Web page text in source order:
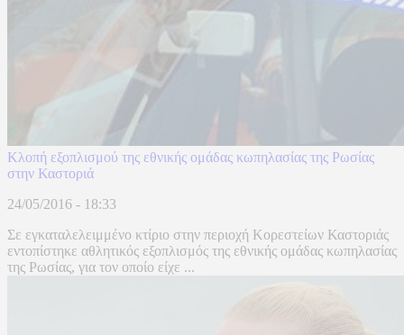
Κλοπή εξοπλισμού της εθνικής ομάδας κωπηλασίας της Ρωσίας
στην Καστοριά
24/05/2016 - 18:33
Σε εγκαταλελειμμένο κτίριο στην περιοχή Κορεστείων Καστοριάς
εντοπίστηκε αθλητικός εξοπλισμός της εθνικής ομάδας κωπηλασίας
της Ρωσίας, για τον οποίο είχε ...